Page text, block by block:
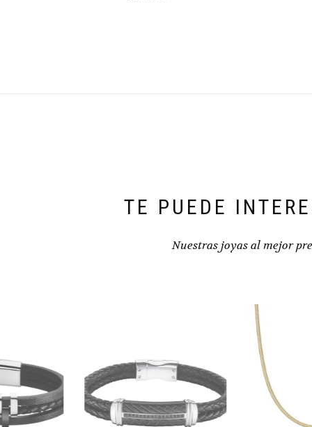
TE PUEDE
Nuestras joyas al mejor